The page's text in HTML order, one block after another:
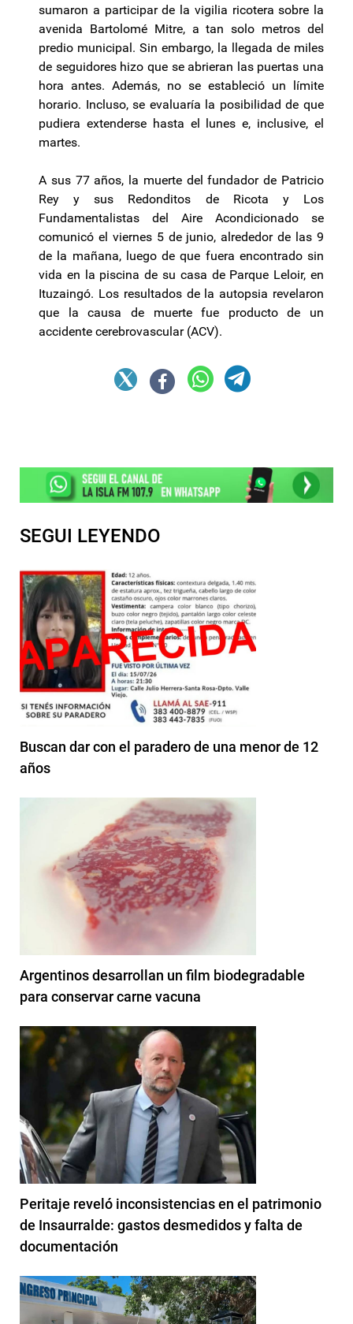
sumaron a participar de la vigilia ricotera sobre la
avenida Bartolomé Mitre, a tan solo metros del
predio municipal. Sin embargo, la llegada de miles
de seguidores hizo que se abrieran las puertas una
hora antes. Además, no se estableció un límite
horario. Incluso, se evaluaría la posibilidad de que
pudiera extenderse hasta el lunes e, inclusive, el
martes.
A sus 77 años, la muerte del fundador de Patricio
Rey y sus Redonditos de Ricota y Los
Fundamentalistas del Aire Acondicionado se
comunicó el viernes 5 de junio, alrededor de las 9
de la mañana, luego de que fuera encontrado sin
vida en la piscina de su casa de Parque Leloir, en
Ituzaingó. Los resultados de la autopsia revelaron
que la causa de muerte fue producto de un
accidente cerebrovascular (ACV).
SEGUI LEYENDO
Buscan dar con el paradero de una menor de 12
años
Argentinos desarrollan un film biodegradable
para conservar carne vacuna
Peritaje reveló inconsistencias en el patrimonio
de Insaurralde: gastos desmedidos y falta de
documentación